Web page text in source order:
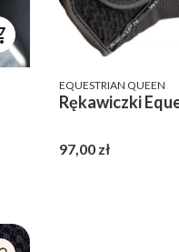
PRODUCENT
EQUESTRIAN QUEEN
Cena
97,00 zł